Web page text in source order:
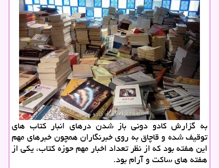
به گزارش كادو دونی باز شدن درهای انبار كتاب های
توقیف شده و قاچاق به روی خبرنگاران همچون خبرهای مهم
این هفته بود كه از نظر تعداد اخبار مهم حوزه كتاب، یكی از
هفته های ساكت و آرام بود.